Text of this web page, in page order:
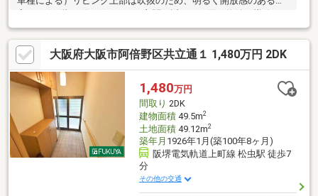
便利☆リビングは床暖房付！乾燥しにくく、ホコリを巻き上げに
くい暖房機器なので小さなお子様やペットが一緒でも安心です☆
キッチンは食洗器付で忙しい家事のサポートも◎☆雨の日の洗濯
も安心な浴室乾燥機付☆トイレは2か所あるので忙しい朝の時間
も込み合う心配がなく安心☆リビング階段なのでご家族のコミュ
ニケーションもスムーズ【周辺環境】・丸山小学校まで約515
ｍ・松虫中学校まで約900ｍ・デイリーカナートイズミヤ昭和町
大阪府大阪市阿倍野区共立通１ 1,480万円 2DK
1,480万円
間取り 2DK
建物面積49.5m2
土地面積49.12m2
築年月 1926年1月(築100年8ヶ月)
阪堺電気軌道上町線 松虫駅 徒歩7
分
その他の交通